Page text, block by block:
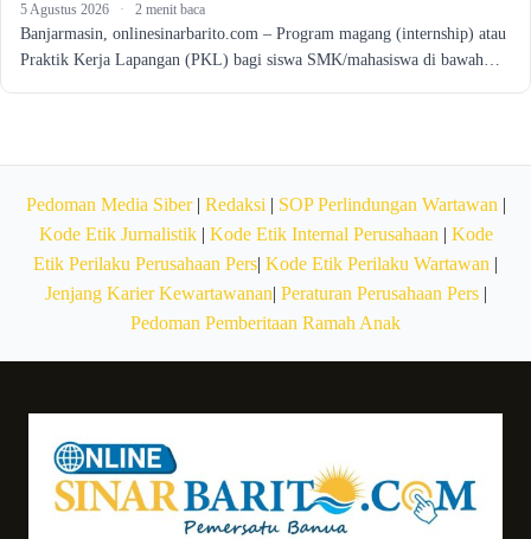
5 Agustus 2026 · 2 menit baca
Banjarmasin, onlinesinarbarito.com – Program magang (internship) atau
Praktik Kerja Lapangan (PKL) bagi siswa SMK/mahasiswa di bawah…
Pedoman Media Siber| Redaksi | SOP Perlindungan Wartawan |
Kode Etik Jurnalistik| Kode Etik Internal Perusahaan | Kode
Etik Perilaku Perusahaan Pers| Kode Etik Perilaku Wartawan |
Jenjang Karier Kewartawanan| Peraturan Perusahaan Pers|
Pedoman Pemberitaan Ramah Anak